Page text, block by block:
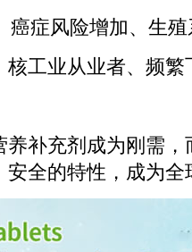
癌症风险增加、生
工业从业者、频
补充剂成为刚需
全的特性，成为全